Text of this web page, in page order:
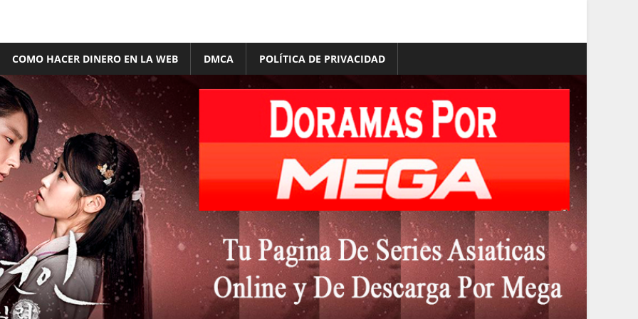
COMO HACER DINERO EN LA WEB DMCA POLÍTICA DE PRIVACIDAD